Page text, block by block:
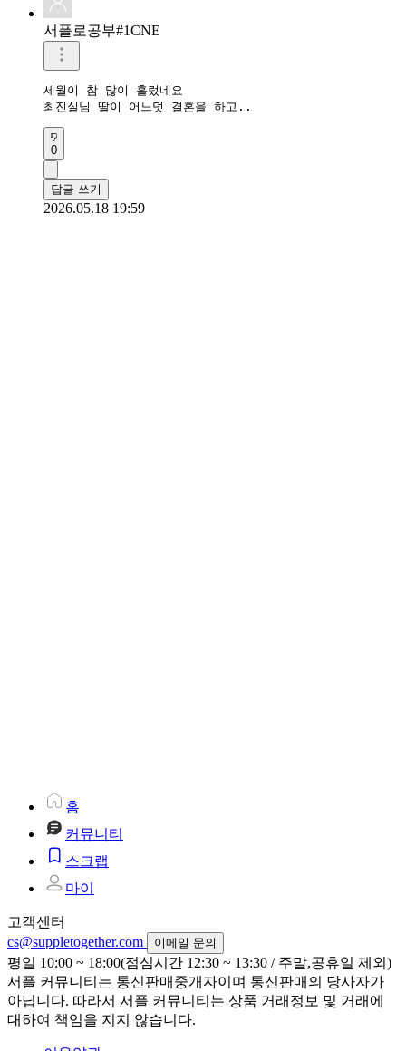
서플로공부#1CNE
세월이 참 많이 흘렀네요
최진실님 딸이 어느덧 결혼을 하고..
0
답글 쓰기
2026.05.18 19:59
홈
커뮤니티
스크랩
마이
고객센터
cs@suppletogether.com
이메일 문의
평일 10:00 ~ 18:00(점심시간 12:30 ~ 13:30 / 주말,공휴일 제외)
서플 커뮤니티는 통신판매중개자이며 통신판매의 당사자가
아닙니다. 따라서 서플 커뮤니티는 상품 거래정보 및 거래에
대하여 책임을 지지 않습니다.